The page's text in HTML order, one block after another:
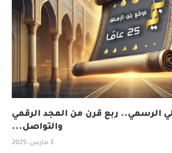
الرسمي.. ربع قرن من المجد الرقمي
والتواصل...
3 مارس، 2025